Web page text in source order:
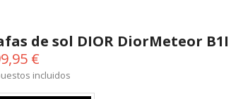
de sol DIOR DiorMeteor B1I
€
incluidos